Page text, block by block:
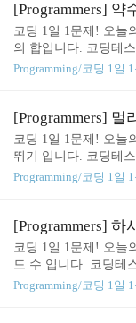
보고, 조건을 만족하
요.
minus = 1 if x < 0:
urn answer 위와 같이
[Programmers] 약
코딩 1일 1문제! 오늘
의 합입니다. 코딩테
입력받아 n의 약수를
력 예 설명 입출력 예
Solution def
== 1: answer = 1 else:
i: yaksu_list...
Programming/코딩 1일 1
[Programmers] 멀
코딩 1일 1문제! 오늘
뛰기 입니다. 코딩테
멀리 뛰기를 연습하고
칸, 2칸) (2칸, 1칸, 1칸
ution def solution(n):
= 1 for i in range(2,
NG/
Programming/코딩 1일 1
[Programmers] 하
코딩 1일 1문제! 오늘
드 수 입니다. 코딩테
수 x가 하샤드 수이려
Programming/코딩 1일 1